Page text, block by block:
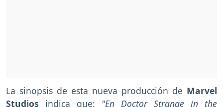
La sinopsis de esta nueva producción de Marvel
Studios indica que: "En Doctor Strange in the